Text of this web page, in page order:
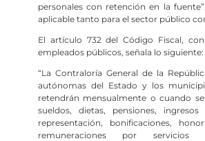
personales con retención en la
aplicable tanto para el sector público
El artículo 732 del Código Fiscal,
empleados públicos, señala lo siguiente:
“La Contraloría General de la
autónomas del Estado y los
retendrán mensualmente o cuando
sueldos, dietas, pensiones,
representación, bonificaciones,
remuneraciones por servicios